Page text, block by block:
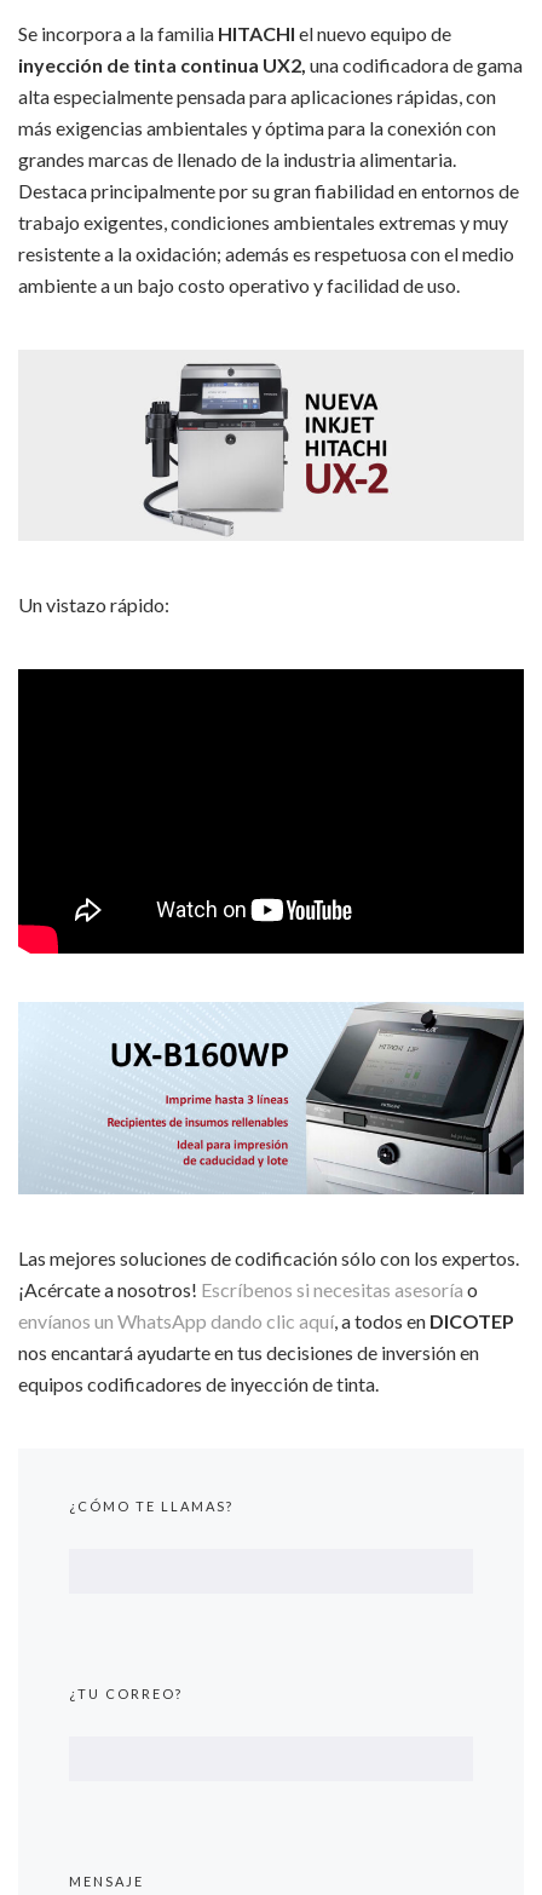
Se incorpora a la familia HITACHI el nuevo equipo de
inyección de tinta continua UX2, una codificadora de gama
alta especialmente pensada para aplicaciones rápidas, con
más exigencias ambientales y óptima para la conexión con
grandes marcas de llenado de la industria alimentaria.
Destaca principalmente por su gran fiabilidad en entornos de
trabajo exigentes, condiciones ambientales extremas y muy
resistente a la oxidación; además es respetuosa con el medio
ambiente a un bajo costo operativo y facilidad de uso.
Un vistazo rápido:
Las mejores soluciones de codificación sólo con los expertos.
¡Acércate a nosotros! Escríbenos si necesitas asesoría o
envíanos un WhatsApp dando clic aquí, a todos en DICOTEP
nos encantará ayudarte en tus decisiones de inversión en
equipos codificadores de inyección de tinta.
¿CÓMO TE LLAMAS?
¿TU CORREO?
MENSAJE